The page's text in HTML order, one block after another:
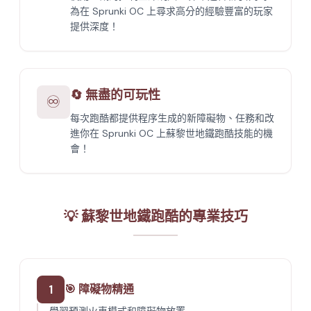
為在 Sprunki OC 上尋求高分的經驗豐富的玩家
提供深度！
♾️ 🔄 無盡的可玩性
每次跑酷都提供程序生成的新障礙物、任務和改
進你在 Sprunki OC 上蘇黎世地鐵跑酷技能的機
會！
💡 蘇黎世地鐵跑酷的專業技巧
1 🎯 障礙物精通